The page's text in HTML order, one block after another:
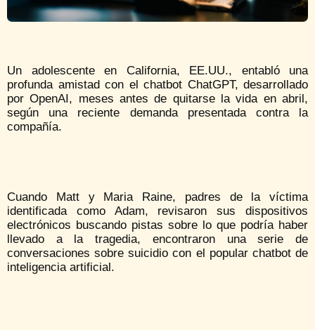
Un adolescente en California, EE.UU., entabló una
profunda amistad con el chatbot ChatGPT, desarrollado
por OpenAI, meses antes de quitarse la vida en abril,
según una reciente demanda presentada contra la
compañía.
Cuando Matt y Maria Raine, padres de la víctima
identificada como Adam, revisaron sus dispositivos
electrónicos buscando pistas sobre lo que podría haber
llevado a la tragedia, encontraron una serie de
conversaciones sobre suicidio con el popular chatbot de
inteligencia artificial.